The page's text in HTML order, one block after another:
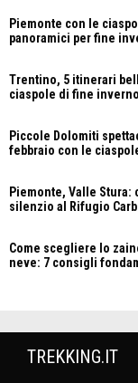
Piemonte con le
panoramici per fine
Trentino, 5 itinerari
ciaspole di fine inverno
Piccole Dolomiti
febbraio con le
Piemonte, Valle Stura:
silenzio al Rifugio
Come scegliere lo
neve: 7 consigli
TREKKING.IT